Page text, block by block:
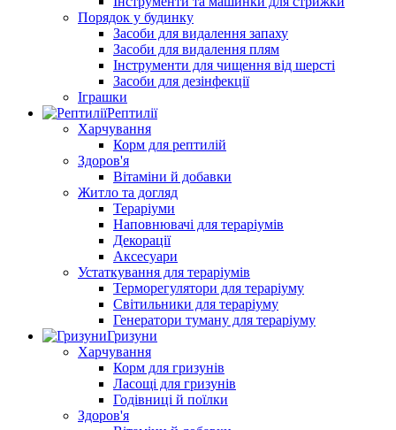
Порядок у будинку
Засоби для видалення запаху
Засоби для видалення плям
Інструменти для чищення від шерсті
Засоби для дезінфекції
Іграшки
Рептилії
Харчування
Корм для рептилій
Здоров'я
Вітаміни й добавки
Житло та догляд
Тераріуми
Наповнювачі для тераріумів
Декорації
Аксесуари
Устаткування для тераріумів
Терморегулятори для тераріуму
Світильники для тераріуму
Генератори туману для тераріуму
Гризуни
Харчування
Корм для гризунів
Ласощі для гризунів
Годівниці й поїлки
Здоров'я